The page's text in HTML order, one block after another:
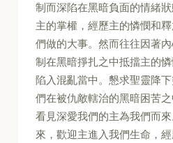
制而深陷在黑暗負面的情緒
主的掌權，經歷主的憐憫和
們做的大事。然而往往因著
制在黑暗掙扎之中抵擋主的
陷入混亂當中。懇求聖靈降
們在被仇敵轄治的黑暗困苦
看見深愛我們的主為我們而
來，歡迎主進入我們生命，